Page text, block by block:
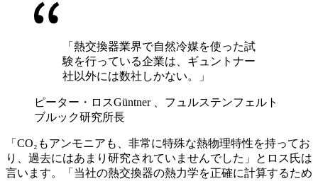
「熱交換器業界で自然冷媒を使った試
験を行っている企業は、ギュントナー
社以外には数社しかない。」
ピーター・ロスGüntner 、フュルステンフェルト
ブルック研究所長
「CO₂もアンモニアも、非常に特殊な熱物理特性を持ってお
り、過去にはあまり研究されていませんでした」とロス氏は
言います。「当社の熱交換器の熱力学を正確に計算するため